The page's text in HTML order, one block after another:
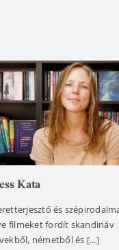
Kata
és
filmeket fordít skandináv
németből és [...]